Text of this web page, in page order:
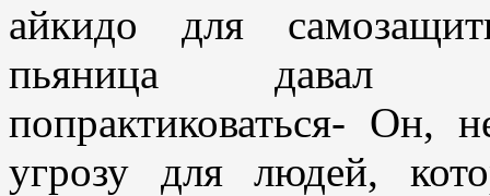
айкидо для
пьяница давал
попрактиковаться- Он,
угрозу для людей,